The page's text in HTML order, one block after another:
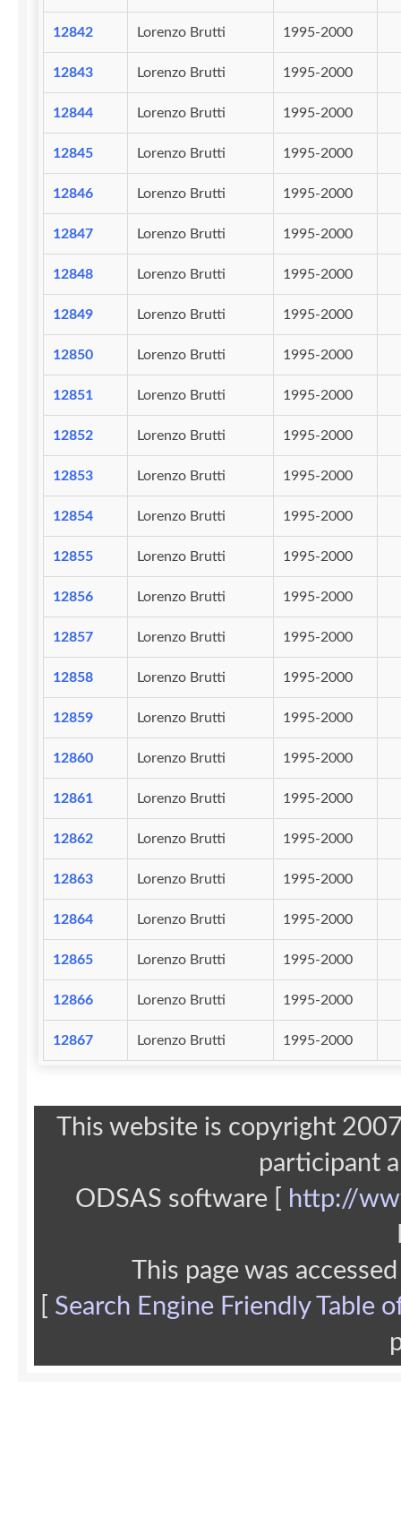
12842 Lorenzo Brutti 1995-2000
12843 Lorenzo Brutti 1995-2000
12844 Lorenzo Brutti 1995-2000
12845 Lorenzo Brutti 1995-2000
12846 Lorenzo Brutti 1995-2000
12847 Lorenzo Brutti 1995-2000
12848 Lorenzo Brutti 1995-2000
12849 Lorenzo Brutti 1995-2000
12850 Lorenzo Brutti 1995-2000
12851 Lorenzo Brutti 1995-2000
12852 Lorenzo Brutti 1995-2000
12853 Lorenzo Brutti 1995-2000
12854 Lorenzo Brutti 1995-2000
12855 Lorenzo Brutti 1995-2000
12856 Lorenzo Brutti 1995-2000
12857 Lorenzo Brutti 1995-2000
12858 Lorenzo Brutti 1995-2000
12859 Lorenzo Brutti 1995-2000
12860 Lorenzo Brutti 1995-2000
12861 Lorenzo Brutti 1995-2000
12862 Lorenzo Brutti 1995-2000
12863 Lorenzo Brutti 1995-2000
12864 Lorenzo Brutti 1995-2000
12865 Lorenzo Brutti 1995-2000
12866 Lorenzo Brutti 1995-2000
12867 Lorenzo Brutti 1995-2000
This website is copyright
participant
ODSAS software [
http://
This page was
Search Engine Friendly Table